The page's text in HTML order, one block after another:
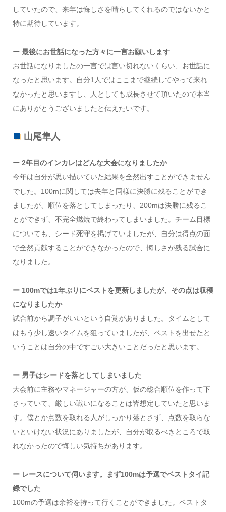
していたので、来年は悔しさを晴らしてくれるのではないかと
特に期待しています。
ー 最後にお世話になった方々に一言お願いします
お世話になりましたの一言では言い切れないくらい、お世話に
なったと思います。自分1人ではここまで継続してやって来れ
なかったと思いますし、人としても成長させて頂いたので本当
にありがとうございましたと伝えたいです。
山尾隼人
ー 2年目のインカレはどんな大会になりましたか
今年は自分が思い描いていた結果を全然出すことができません
でした。100mに関しては去年と同様に決勝に残ることができ
ましたが、順位を落としてしまったり、200mは決勝に残るこ
とができず、不完全燃焼で終わってしまいました。チーム目標
についても、シード死守を掲げていましたが、自分は得点の面
で全然貢献することができなかったので、悔しさが残る試合に
なりました。
ー 100mでは1年ぶりにベストを更新しましたが、その点は収穫
になりましたか
試合前から調子がいいという自覚がありました。タイムとして
はもう少し速いタイムを狙っていましたが、ベストを出せたと
いうことは自分の中ですごい大きいことだったと思います。
ー 男子はシードを落としてしまいました
大会前に主務やマネージャーの方が、仮の総合順位を作って下
さっていて、厳しい戦いになることは皆想定していたと思いま
す。僕とか点数を取れる人がしっかり落とさず、点数を取らな
いといけない状況にありましたが、自分が取るべきところで取
れなかったので悔しい気持ちがあります。
ー レースについて伺います。まず100mは予選でベストタイ記
録でした
100mの予選は余裕を持って行くことができました。ベストタ